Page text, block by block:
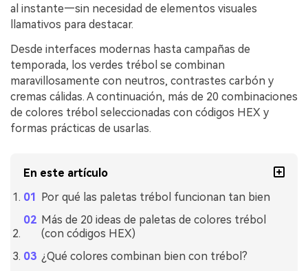
al instante—sin necesidad de elementos visuales
llamativos para destacar.
Desde interfaces modernas hasta campañas de
temporada, los verdes trébol se combinan
maravillosamente con neutros, contrastes carbón y
cremas cálidas. A continuación, más de 20 combinaciones
de colores trébol seleccionadas con códigos HEX y
formas prácticas de usarlas.
En este artículo
Por qué las paletas trébol funcionan tan bien
Más de 20 ideas de paletas de colores trébol
(con códigos HEX)
¿Qué colores combinan bien con trébol?